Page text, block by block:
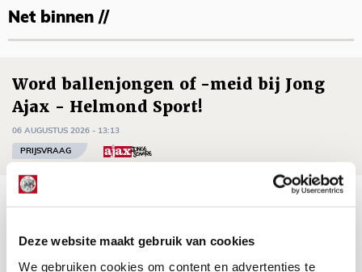
Deze website maakt gebruik van cookies
We gebruiken cookies om content en advertenties te
Net binnen //
Word ballenjongen of -meid bij Jong
Ajax - Helmond Sport!
06 AUGUSTUS 2026 - 13:13
PRIJSVRAAG
Reis jij als mascotte mee naar uitduel
PRIJSVRAAG